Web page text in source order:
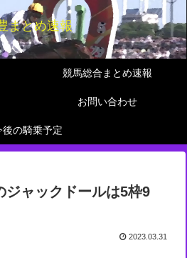
まとめ速報
競馬総合まとめ速報
お問い合わせ
後の騎乗予定
ジャックドールは5枠9
2023.03.31